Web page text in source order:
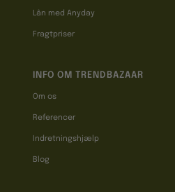
Lån med Anyday
Fragtpriser
INFO OM TRENDBAZAAR
Om os
Referencer
Indretningshjælp
Blog